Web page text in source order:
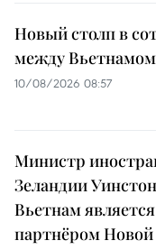
Новый столп в
между
10/08/2026 08:57
Министр
Зеландии
Вьетнам
партнёром Новой